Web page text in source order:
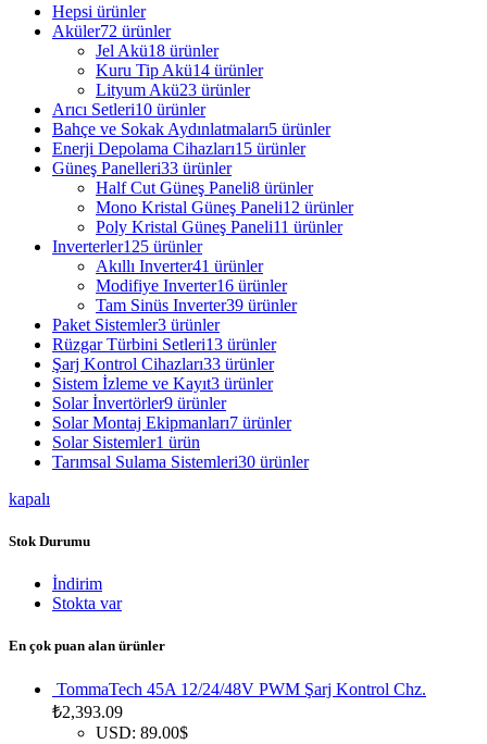
Hepsi ürünler
Aküler72 ürünler
Jel Akü18 ürünler
Kuru Tip Akü14 ürünler
Lityum Akü23 ürünler
Arıcı Setleri10 ürünler
Bahçe ve Sokak Aydınlatmaları5 ürünler
Enerji Depolama Cihazları15 ürünler
Güneş Panelleri33 ürünler
Half Cut Güneş Paneli8 ürünler
Mono Kristal Güneş Paneli12 ürünler
Poly Kristal Güneş Paneli11 ürünler
Inverterler125 ürünler
Akıllı Inverter41 ürünler
Modifiye Inverter16 ürünler
Tam Sinüs Inverter39 ürünler
Paket Sistemler3 ürünler
Rüzgar Türbini Setleri13 ürünler
Şarj Kontrol Cihazları33 ürünler
Sistem İzleme ve Kayıt3 ürünler
Solar İnvertörler9 ürünler
Solar Montaj Ekipmanları7 ürünler
Solar Sistemler1 ürün
Tarımsal Sulama Sistemleri30 ürünler
kapalı
Stok Durumu
İndirim
Stokta var
En çok puan alan ürünler
TommaTech 45A 12/24/48V PWM Şarj Kontrol Chz.
₺2,393.09
USD: 89.00$